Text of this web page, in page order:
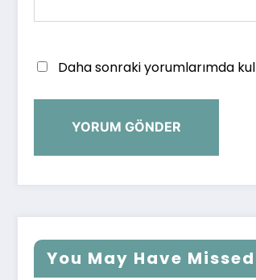
Daha sonraki yorumlarımda
You May Have Missed